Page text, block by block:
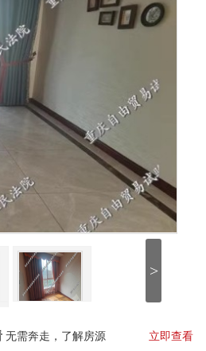
>
无需奔走，了解房源 立即查看